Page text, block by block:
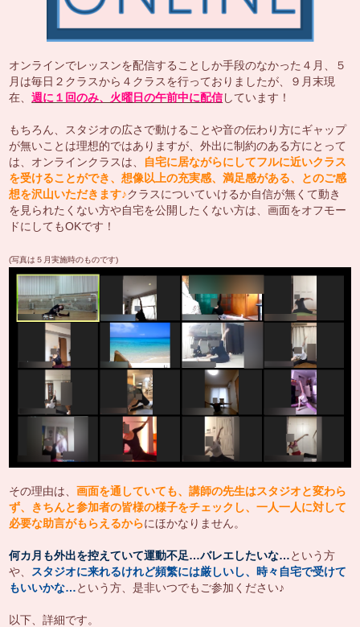
オンラインでレッスンを配信することしか手段のなかった４月、５
月は毎日２クラスから４クラスを行っておりましたが、９月末現
在、週に１回のみ、火曜日の午前中に配信しています！
もちろん、スタジオの広さで動けることや音の伝わり方にギャップ
が無いことは理想的ではありますが、外出に制約のある方にとって
は、オンラインクラスは、
自宅に居ながらにしてフルに近いクラス
を受けることができ、想像以上の充実感、満足感がある、とのご感
想を沢山いただきます♪クラスについていけるか自信が無くて動き
を見られたくない方や自宅を公開したくない方は、画面をオフモー
ドにしてもOKです！
(写真は５月実施時のものです)
その理由は、画面を通していても、講師の先生はスタジオと変わら
ず、きちんと参加者の皆様の様子をチェックし、一人一人に対して
必要な助言がもらえるからにほかなりません。
何カ月も外出を控えていて運動不足…バレエしたいな… という方
や、
スタジオに来れるけれど頻繁には厳しいし、時々自宅で受けて
もいいかな… という方、是非いつでもご参加ください♪
以下、詳細です。